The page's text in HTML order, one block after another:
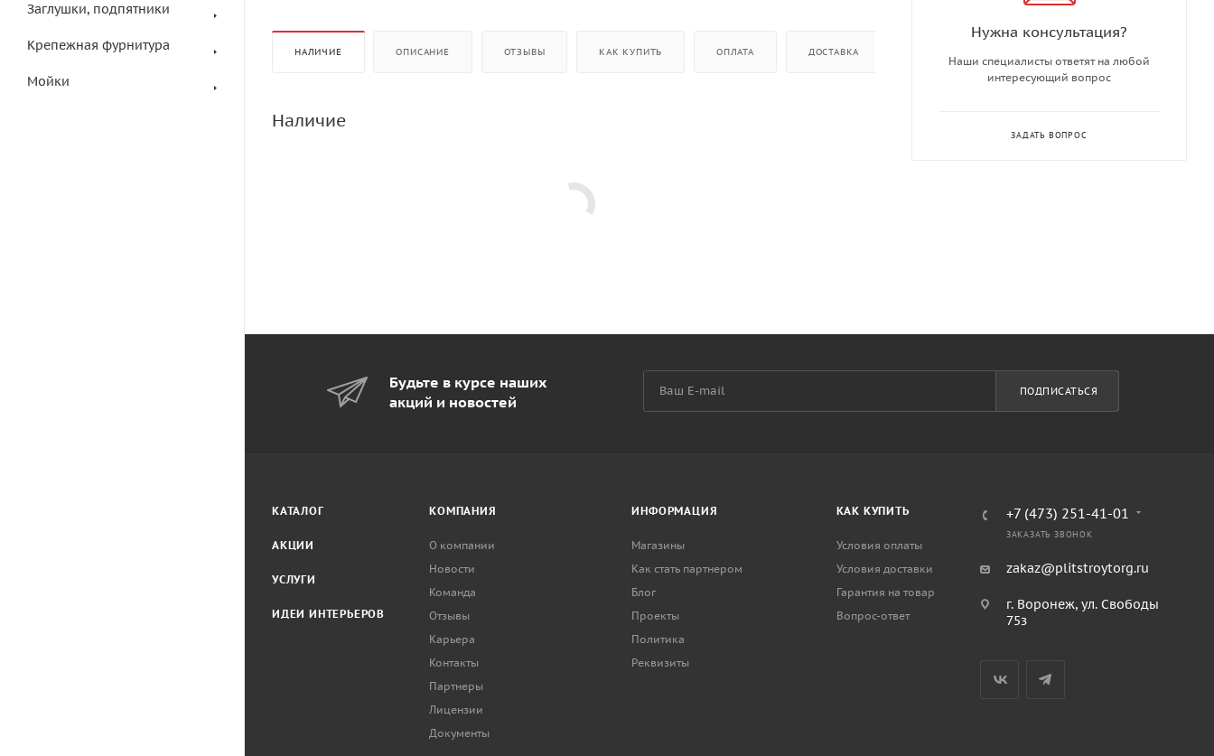
Заглушки, подпятники
Крепежная фурнитура
Мойки
НАЛИЧИЕ ОПИСАНИЕ ОТЗЫВЫ КАК КУПИТЬ ОПЛАТА ДОСТАВКА
Наличие
Нужна консультация?
Наши специалисты ответят на любой
интересующий вопрос
ЗАДАТЬ ВОПРОС
Будьте в курсе наших
акций и новостей
ПОДПИСАТЬСЯ
КАТАЛОГ
АКЦИИ
УСЛУГИ
ИДЕИ ИНТЕРЬЕРОВ
КОМПАНИЯ
О компании
Новости
Команда
Отзывы
Карьера
Контакты
Партнеры
Лицензии
Документы
ИНФОРМАЦИЯ
Магазины
Как стать партнером
Блог
Проекты
Политика
Реквизиты
КАК КУПИТЬ
Условия оплаты
Условия доставки
Гарантия на товар
Вопрос-ответ
+7 (473) 251-41-01
ЗАКАЗАТЬ ЗВОНОК
zakaz@plitstroytorg.ru
г. Воронеж, ул. Свободы
75з